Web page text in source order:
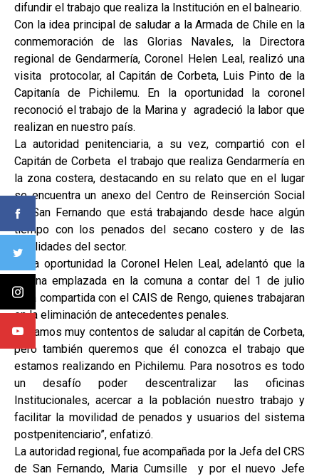
difundir el trabajo que realiza la Institución en el balneario.
Con la idea principal de saludar a la Armada de Chile en la
conmemoración de las Glorias Navales, la Directora
regional de Gendarmería, Coronel Helen Leal, realizó una
visita protocolar, al Capitán de Corbeta, Luis Pinto de la
Capitanía de Pichilemu. En la oportunidad la coronel
reconoció el trabajo de la Marina y agradeció la labor que
realizan en nuestro país.
La autoridad penitenciaria, a su vez, compartió con el
Capitán de Corbeta el trabajo que realiza Gendarmería en
la zona costera, destacando en su relato que en el lugar
se encuentra un anexo del Centro de Reinserción Social
de San Fernando que está trabajando desde hace algún
tiempo con los penados del secano costero y de las
localidades del sector.
En la oportunidad la Coronel Helen Leal, adelantó que la
oficina emplazada en la comuna a contar del 1 de julio
será compartida con el CAIS de Rengo, quienes trabajaran
en la eliminación de antecedentes penales.
“Estamos muy contentos de saludar al capitán de Corbeta,
pero también queremos que él conozca el trabajo que
estamos realizando en Pichilemu. Para nosotros es todo
un desafío poder descentralizar las oficinas
Institucionales, acercar a la población nuestro trabajo y
facilitar la movilidad de penados y usuarios del sistema
postpenitenciario”, enfatizó.
La autoridad regional, fue acompañada por la Jefa del CRS
de San Fernando, Maria Cumsille y por el nuevo Jefe